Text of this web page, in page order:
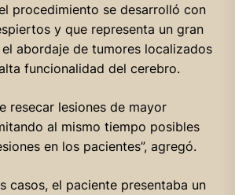
procedimiento se desarrolló con
y que representa un gran
abordaje de tumores localizados
funcionalidad del cerebro.
resecar lesiones de mayor
al mismo tiempo posibles
en los pacientes”, agregó.
casos, el paciente presentaba un